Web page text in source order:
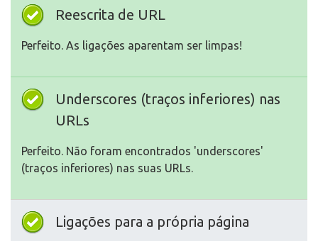
Reescrita de URL
Perfeito. As ligações aparentam ser limpas!
Underscores (traços inferiores) nas
URLs
Perfeito. Não foram encontrados 'underscores'
(traços inferiores) nas suas URLs.
Ligações para a própria página